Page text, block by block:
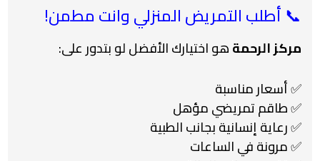
📞 أطلب التمريض المنزلي وانت مطمن!
مركز الرحمةهو اختيارك الأفضل لو بتدور على:
✅ أسعار مناسبة
✅ طاقم تمريضي مؤهل
✅ رعاية إنسانية بجانب الطبية
✅ مرونة في الساعات